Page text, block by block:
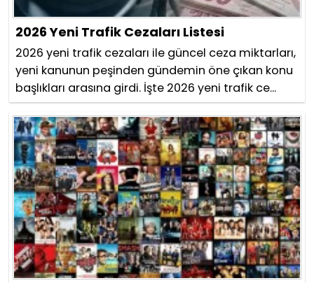
2026 Yeni Trafik Cezaları Listesi
2026 yeni trafik cezaları ile güncel ceza miktarları,
yeni kanunun peşinden gündemin öne çıkan konu
başlıkları arasına girdi. İşte 2026 yeni trafik ce...